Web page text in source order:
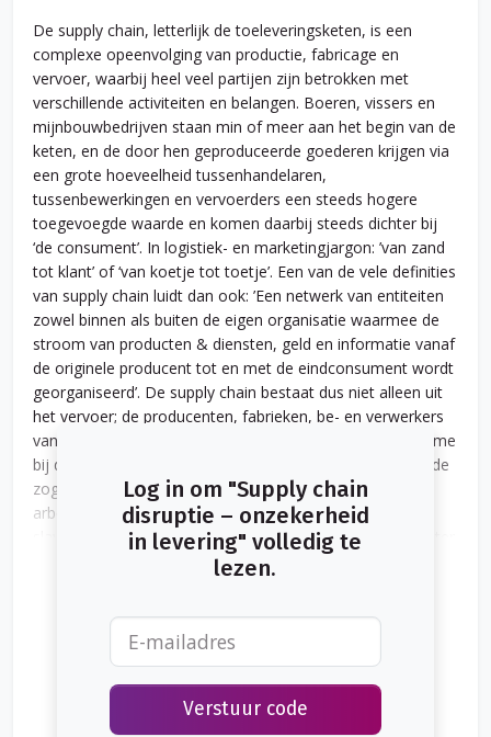
De supply chain, letterlijk de toeleveringsketen, is een
complexe opeenvolging van productie, fabricage en
vervoer, waarbij heel veel partijen zijn betrokken met
verschillende activiteiten en belangen. Boeren, vissers en
mijnbouwbedrijven staan min of meer aan het begin van de
keten, en de door hen geproduceerde goederen krijgen via
een grote hoeveelheid tussenhandelaren,
tussenbewerkingen en vervoerders een steeds hogere
toegevoegde waarde en komen daarbij steeds dichter bij
‘de consument’. In logistiek- en marketingjargon: ’van zand
tot klant’ of ‘van koetje tot toetje’. Een van de vele definities
van supply chain luidt dan ook: ’Een netwerk van entiteiten
zowel binnen als buiten de eigen organisatie waarmee de
stroom van producten & diensten, geld en informatie vanaf
de originele producent tot en met de eindconsument wordt
georganiseerd’. De supply chain bestaat dus niet alleen uit
het vervoer; de producenten, fabrieken, be- en verwerkers
van de goederen zijn hier minstens zo belangrijk. Met name
bij deze productie ligt tegenwoordig ook veel nadruk op de
zogenoemde duurzaamheidsfactoren, zoals
arbeidsomstandigheden, diverse vormen van moderne
slavernij en milieuvervuiling. In dit artikel ligt de focus echter
meer op het fysieke vervoer van de goederen als het zijn
Log in om "Supply chain
disruptie – onzekerheid
in levering" volledig te
lezen.
Verstuur code